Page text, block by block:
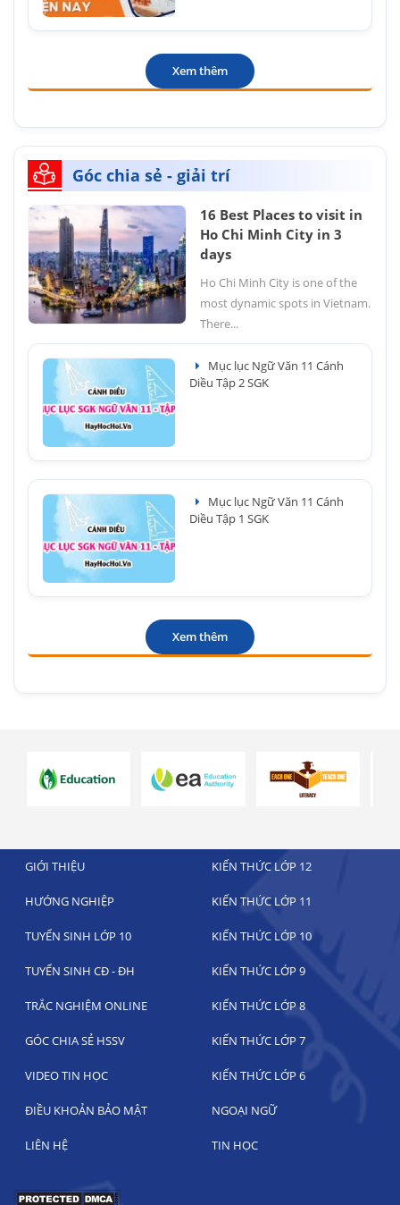
Xem thêm
Góc chia sẻ - giải trí
16 Best Places to visit in
Ho Chi Minh City in 3
days
Ho Chi Minh City is one of the
most dynamic spots in Vietnam.
There...
Mục lục Ngữ Văn 11 Cánh
Diều Tập 2 SGK
Mục lục Ngữ Văn 11 Cánh
Diều Tập 1 SGK
Xem thêm
GIỚI THIỆU KIẾN THỨC LỚP 12
HƯỚNG NGHIỆP KIẾN THỨC LỚP 11
TUYỂN SINH LỚP 10 KIẾN THỨC LỚP 10
TUYỂN SINH CĐ - ĐH KIẾN THỨC LỚP 9
TRẮC NGHIỆM ONLINE KIẾN THỨC LỚP 8
GÓC CHIA SẺ HSSV KIẾN THỨC LỚP 7
VIDEO TIN HỌC KIẾN THỨC LỚP 6
ĐIỀU KHOẢN BẢO MẬT NGOẠI NGỮ
LIÊN HỆ TIN HỌC